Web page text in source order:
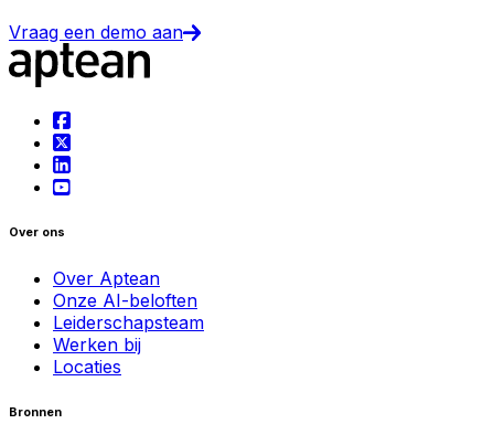
Vraag een demo aan
Over ons
Over Aptean
Onze AI-beloften
Leiderschapsteam
Werken bij
Locaties
Bronnen